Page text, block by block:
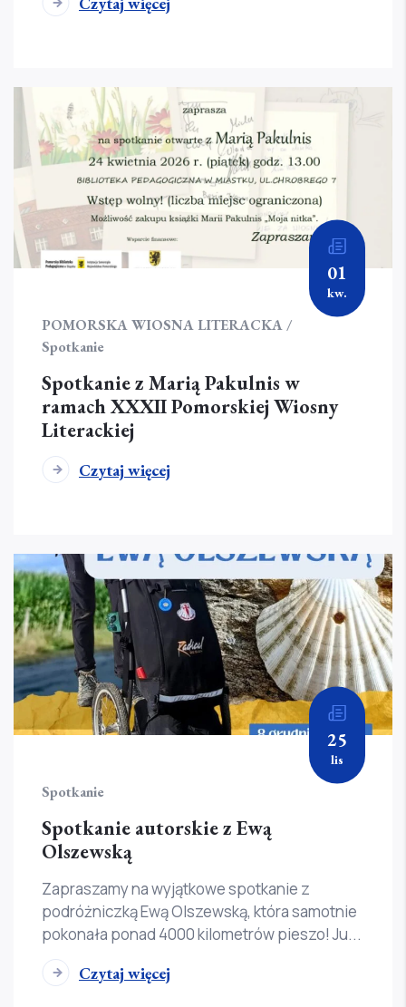
01
kw.
POMORSKA WIOSNA LITERACKA /
Spotkanie
Spotkanie z Marią Pakulnis w
ramach XXXII Pomorskiej Wiosny
Literackiej
Czytaj więcej
25
lis
Spotkanie
Spotkanie autorskie z Ewą
Olszewską
Zapraszamy na wyjątkowe spotkanie z
podróżniczką Ewą Olszewską, która samotnie
pokonała ponad 4000 kilometrów pieszo! Ju...
Czytaj więcej